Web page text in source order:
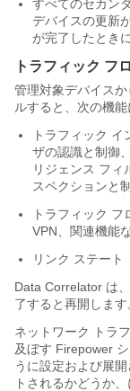
すべてのセカン
デバイスの更新
が完了したとき
トラフィック フ
管理対象デバイス
ルすると、次の機
トラフィック
ザの認識と制御
リジェンス フィ
スペクションと
トラフィック フ
VPN、関連機能な
リンク ステート
Data Correlator は
了すると再開します
ネットワーク トラ
及ぼす Firepower
うに設定および展
トされるかどうか